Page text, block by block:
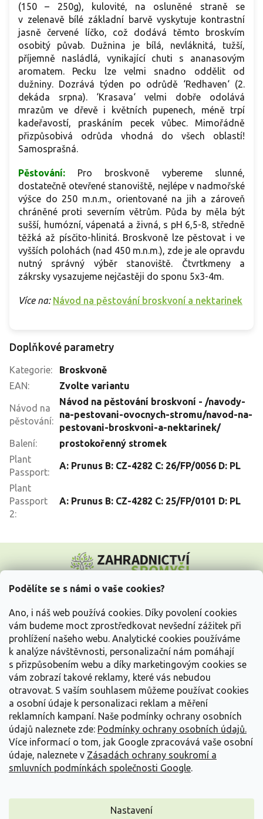
Podělíte se s námi o vaše cookies?
Ano, i náš web používá cookies. Díky povolení cookies
vám budeme moct zprostředkovat nevšední zážitek při
prohlížení našeho webu. Analytické cookies používáme
k analýze návštěvnosti, personalizační nám pomáhají
s přizpůsobením webu a díky marketingovým cookies se
vám zobrazí takové reklamy, které vás nebudou
otravovat. S vaším souhlasem můžeme používat cookies
a osobní údaje k personalizaci reklam a měření
reklamních kampaní. Naše podmínky ochrany osobních
údajů naleznete zde: Podmínky ochrany osobních údajů.
Více informací o tom, jak Google zpracovává vaše osobní
údaje, naleznete v Zásadách ochrany soukromí a
smluvních podmínkách společnosti Google.
Nastavení
(150 – 250g), kulovité, na osluněné straně se
v zelenavě bílé základní barvě vyskytuje kontrastní
jasně červené líčko, což dodává těmto broskvím
osobitý půvab. Dužnina je bílá, nevláknitá, tužší,
příjemně nasládlá, vynikající chuti s ananasovým
aromatem. Pecku lze velmi snadno oddělit od
dužniny. Dozrává týden po odrůdě ‘Redhaven‘ (2.
dekáda srpna). ‘Krasava‘ velmi dobře odolává
mrazům ve dřevě i květních pupenech, méně trpí
kadeřavostí, praskáním pecek vůbec. Mimořádně
přizpůsobivá odrůda vhodná do všech oblastí!
Samosprašná.
Pěstování:
Pro broskvoně vybereme slunné,
dostatečně otevřené stanoviště, nejlépe v nadmořské
výšce do 250 m.n.m., orientované na jih a zároveň
chráněné proti severním větrům. Půda by měla být
sušší, humózní, vápenatá a živná, s pH 6,5-8, středně
těžká až písčito-hlinitá. Broskvoně lze pěstovat i ve
vyšších polohách (nad 450 m.n.m.), zde je ale opravdu
nutný správný výběr stanoviště. Čtvrtkmeny a
zákrsky vysazujeme nejčastěji do sponu 5x3-4m.
Více na: Návod na pěstování broskvoní a nektarinek
Doplňkové parametry
Kategorie:
Broskvoně
EAN: Zvolte variantu
Návod na
pěstování:
Návod na pěstování broskvoní - /navody-
na-pestovani-ovocnych-stromu/navod-na-
pestovani-broskvoni-a-nektarinek/
Balení:
prostokořenný stromek
Plant
Passport:
A: Prunus B: CZ-4282 C: 26/FP/0056 D: PL
Plant
Passport
2:
A: Prunus B: CZ-4282 C: 25/FP/0101 D: PL
p
Vše o nákupu
Informace pro Vás
Kontakujte nás
Vytvořil Shoptet